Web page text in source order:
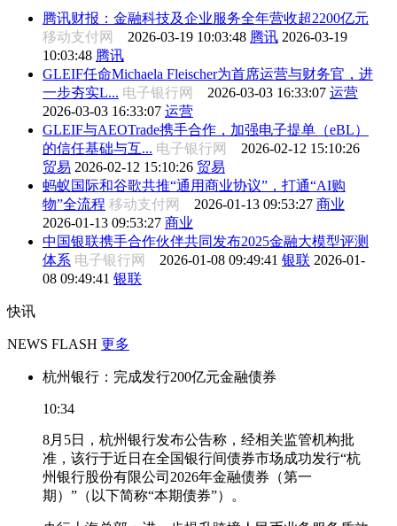
腾讯财报：金融科技及企业服务全年营收超2200亿元
移动支付网 2026-03-19 10:03:48 腾讯 2026-03-19
10:03:48 腾讯
GLEIF任命Michaela Fleischer为首席运营与财务官，进
一步夯实L... 电子银行网 2026-03-03 16:33:07 运营
2026-03-03 16:33:07 运营
GLEIF与AEOTrade携手合作，加强电子提单（eBL）
的信任基础与互... 电子银行网 2026-02-12 15:10:26
贸易 2026-02-12 15:10:26 贸易
蚂蚁国际和谷歌共推“通用商业协议”，打通“AI购
物”全流程 移动支付网 2026-01-13 09:53:27 商业
2026-01-13 09:53:27 商业
中国银联携手合作伙伴共同发布2025金融大模型评测
体系 电子银行网 2026-01-08 09:49:41 银联 2026-01-
08 09:49:41 银联
快讯
NEWS FLASH 更多
杭州银行：完成发行200亿元金融债券
10:34
8月5日，杭州银行发布公告称，经相关监管机构批
准，该行于近日在全国银行间债券市场成功发行“杭
州银行股份有限公司2026年金融债券（第一
期）”（以下简称“本期债券”）。